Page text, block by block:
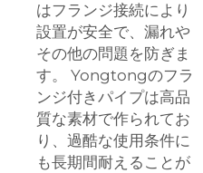
はフランジ接続により
設置が安全で、漏れや
その他の問題を防ぎま
す。 Yongtongのフラ
ンジ付きパイプは高品
質な素材で作られてお
り、過酷な使用条件に
も長期間耐えることが